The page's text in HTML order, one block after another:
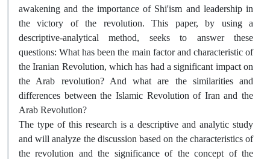
awakening and the importance of Shi'ism and leadership in
the victory of the revolution. This paper, by using a
descriptive-analytical method, seeks to answer these
questions: What has been the main factor and characteristic of
the Iranian Revolution, which has had a significant impact on
the Arab revolution? And what are the similarities and
differences between the Islamic Revolution of Iran and the
Arab Revolution?
The type of this research is a descriptive and analytic study
and will analyze the discussion based on the characteristics of
the revolution and the significance of the concept of the